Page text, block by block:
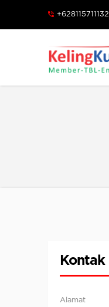
+628115711132
Kontak
Alamat